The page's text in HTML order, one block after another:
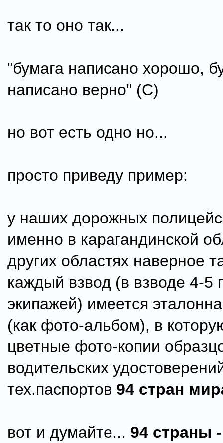
так то оно так...
"бумага написано хорошо,
написано верно" (С)
но вот есть одно но...
просто приведу пример:
у наших дорожных
именно в карагандинской
других областях наверное
каждый взвод (в взводе 4-5
экипажей) имеется
(как фото-альбом), в
цветные фото-копии
водительских
тех.паспортов 94 стран
вот и думайте... 94 страны